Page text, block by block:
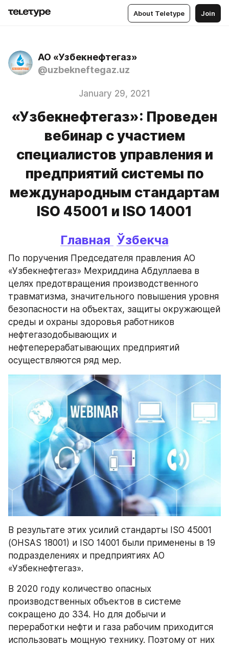
About Teletype Join
АО «Узбекнефтегаз»
@uzbekneftegaz.uz
January 29, 2021
«Узбекнефтегаз»: Проведен
вебинар с участием
специалистов управления и
предприятий системы по
международным стандартам
ISO 45001 и ISO 14001
Главная Ўзбекча
По поручения Председателя правления АО
«Узбекнефтегаз» Мехриддина Абдуллаева в
целях предотвращения производственного
травматизма, значительного повышения уровня
безопасности на объектах, защиты окружающей
среды и охраны здоровья работников
нефтегазодобывающих и
нефтеперерабатывающих предприятий
осуществляются ряд мер.
В результате этих усилий стандарты ISO 45001
(OHSAS 18001) и ISO 14001 были применены в 19
подразделениях и предприятиях АО
«Узбекнефтегаз».
В 2020 году количество опасных
производственных объектов в системе
сокращено до 334. Но для добычи и
переработки нефти и газа рабочим приходится
использовать мощную технику. Поэтому от них